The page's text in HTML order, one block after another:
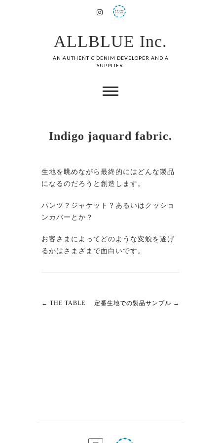
ALLBLUE Inc.
AN AUTHENTIC DENIM DEVELOPER AND A
SUPPLIER.
Indigo jaquard fabric.
生地を眺めながら最終的にはどんな製品
になるのだろうと創造します。
パンツ？ジャケット？あるいはクッショ
ンカバーとか？
お客さまによってどのような変貌を遂げ
るかはさまざまで面白いです。
← THE TABLE 定番生地での製品サンプル →